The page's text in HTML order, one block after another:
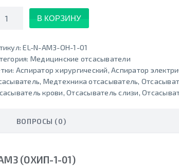
В КОРЗИНУ
EL-N-AM3-OH-1-01
Медицинские отсaсыватели
Аспиратор хирургический,Аспиратор
, Медтехника отсасыватель,
крови,Отсасыватель слизи,
ВОПРОСЫ (0)
(ОХИП-1-01)